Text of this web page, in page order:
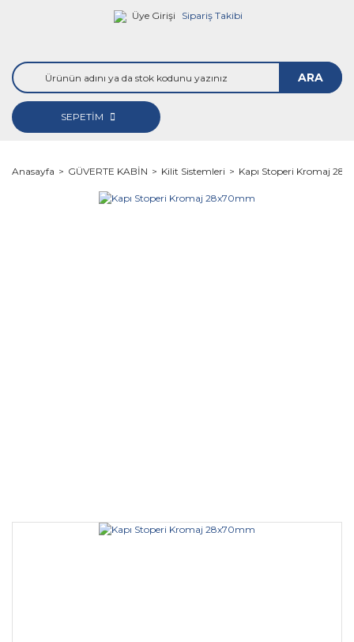
Üye Girişi Sipariş Takibi
ARA
SEPETİM
Anasayfa GÜVERTE KABİN Kilit Sistemleri Kapı Stoperi Kromaj